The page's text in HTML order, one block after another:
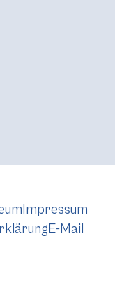
Impressum
E-Mail